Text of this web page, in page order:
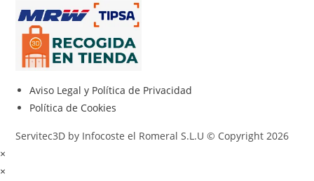
Aviso Legal y Política de Privacidad
Política de Cookies
Servitec3D by Infocoste el Romeral S.L.U © Copyright 2026
×
×